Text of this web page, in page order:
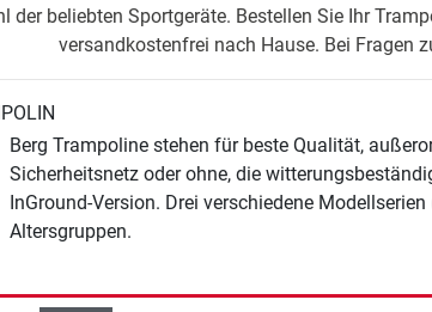
der beliebten Sportgeräte. Bestellen Sie Ihr
versandkostenfrei nach Hause. Bei Fragen
Berg Trampoline stehen für beste Qualität,
Sicherheitsnetz oder ohne, die
InGround-Version. Drei verschiedene
Altersgruppen.